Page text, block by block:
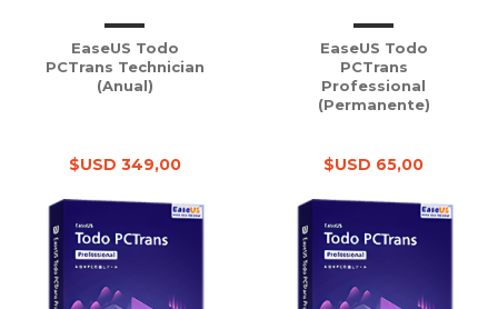
EaseUS Todo
PCTrans Technician
(Anual)
$USD 349,00
EaseUS Todo
PCTrans
Professional
(Permanente)
$USD 65,00